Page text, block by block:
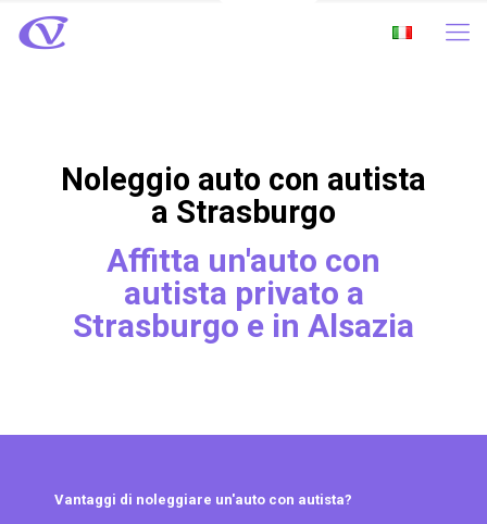
Noleggio auto con autista
a Strasburgo
Affitta un'auto con
autista privato a
Strasburgo e in Alsazia
Vantaggi di noleggiare un'auto con autista?